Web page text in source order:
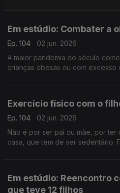
Em estúdio: Combater a
Ep. 104
02 jun. 2026
A maior pandemia do século
crianças obesas ou com excesso
Exercício físico com o
Ep. 104
02 jun. 2026
Não é por ser pai ou mãe, por ter
casa, que tem de ser sedentário.
Em estúdio: Reencontro
que teve 12 filhos